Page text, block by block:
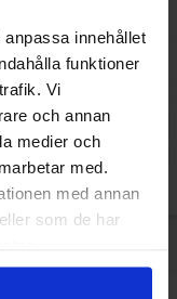
innehållet
funktioner
Vi
och annan
medier och
med.
med annan
som de har
de Bron Fruit